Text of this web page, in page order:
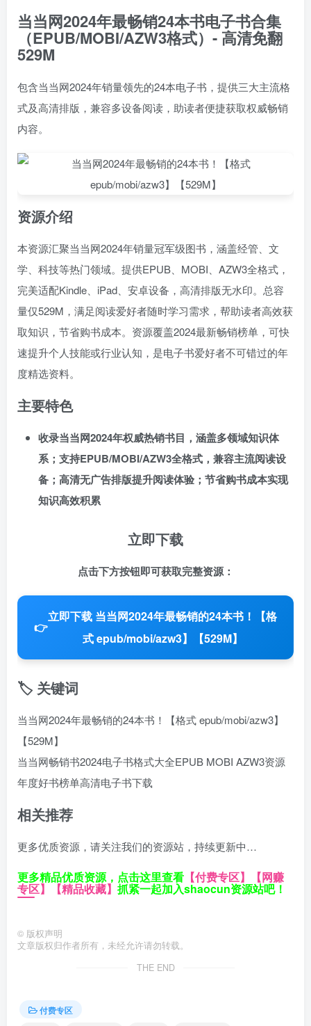
当当网2024年最畅销24本书电子书合集
（EPUB/MOBI/AZW3格式）- 高清免翻
529M
包含当当网2024年销量领先的24本电子书，提供三大主流格
式及高清排版，兼容多设备阅读，助读者便捷获取权威畅销
内容。
资源介绍
本资源汇聚当当网2024年销量冠军级图书，涵盖经管、文
学、科技等热门领域。提供EPUB、MOBI、AZW3全格式，
完美适配Kindle、iPad、安卓设备，高清排版无水印。总容
量仅529M，满足阅读爱好者随时学习需求，帮助读者高效获
取知识，节省购书成本。资源覆盖2024最新畅销榜单，可快
速提升个人技能或行业认知，是电子书爱好者不可错过的年
度精选资料。
主要特色
收录当当网2024年权威热销书目，涵盖多领域知识体
系；支持EPUB/MOBI/AZW3全格式，兼容主流阅读设
备；高清无广告排版提升阅读体验；节省购书成本实现
知识高效积累
立即下载
点击下方按钮即可获取完整资源：
👉
立即下载 当当网2024年最畅销的24本书！【格
式 epub/mobi/azw3】【529M】
🏷️ 关键词
当当网2024年最畅销的24本书！【格式 epub/mobi/azw3】
【529M】
当当网畅销书2024电子书格式大全EPUB MOBI AZW3资源
年度好书榜单高清电子书下载
相关推荐
更多优质资源，请关注我们的资源站，持续更新中…
更多精品优质资源，点击这里查看 【付费专区】 【网赚
专区】 【精品收藏】 抓紧一起加入shaocun资源站吧！
© 版权声明
文章版权归作者所有，未经允许请勿转载。
THE END
付费专区